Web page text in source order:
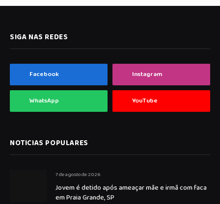
SIGA NAS REDES
Facebook Instagram
WhatsApp YouTube
NOTICIAS POPULARES
7 de agosto de 2026
Jovem é detido após ameaçar mãe e irmã com faca
em Praia Grande, SP